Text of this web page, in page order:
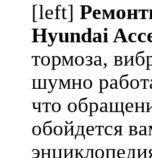
[left]
Hyundai
тормоза,
шумно
что
обойдется